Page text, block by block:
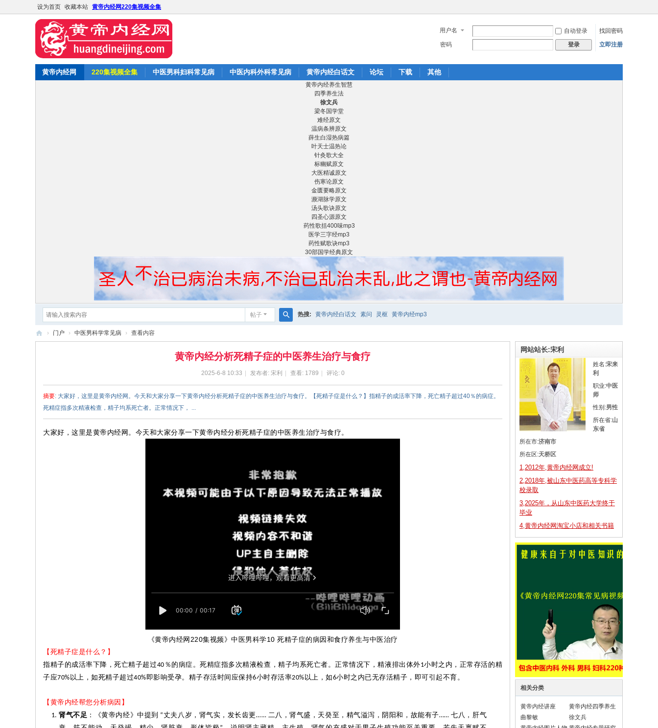
设为首页 收藏本站 黄帝内经网220集视频全集
用户名 自动登录
找回密码
密码
登录 立即注册
黄帝内经网 220集视频全集 中医男科妇科常见病 中医内科外科常见病 黄帝内经白话文 论坛 下载 其他
黄帝内经养生智慧
四季养生法
徐文兵
梁冬国学堂
难经原文
温病条辨原文
薛生白湿热病篇
叶天士温热论
针灸歌大全
标幽赋原文
大医精诚原文
伤寒论原文
金匮要略原文
濒湖脉学原文
汤头歌诀原文
四圣心源原文
药性歌括400味mp3
医学三字经mp3
药性赋歌诀mp3
30部国学经典原文
帖子
索
热搜: 黄帝内经白话文 素问 灵枢 黄帝内经mp3
› 门户 › 中医男科学常见病 › 查看内容
黄帝内经分析死精子症的中医养生治疗与食疗
2025-6-8 10:33 发布者: 宋利 查看: 1789 评论: 0
摘要: 大家好，这里是黄帝内经网。今天和大家分享一下黄帝内经分析死精子症的中医养生治疗与食疗。【死精子症是什么？】指精子的成活率下降，死亡精子超过40％的病症。
死精症指多次精液检查，精子均系死亡者。正常情况下， ...
大家好，这里是黄帝内经网。今天和大家分享一下黄帝内经分析死精子症的中医养生治疗与食疗。
《黄帝内经网220集视频》中医男科学10 死精子症的病因和食疗养生与中医治疗
【死精子症是什么？】
指精子的成活率下降，死亡精子超过40 ％的病症。死精症指多次精液检查，精子均系死亡者。正常情况下，精液排出体外1小时之内，正常存活的精
子应70%以上，如死精子超过40%即影响受孕。精子存活时间应保持6小时存活率20%以上，如6小时之内已无存活精子，即可引起不育。
【黄帝内经帮您分析病因】
肾气不足 ：《黄帝内经》中提到 “丈夫八岁，肾气实，发长齿更…… 二八，肾气盛，天癸至，精气溢泻，阴阳和，故能有子……七八，肝气
网站站长:宋利
姓名:宋来
利
职业:中医
师
性别:男性
所在省:山
东省
所在市:济南市
所在区:天桥区
1,2012年,黄帝内经网成立!
2,2018年,被山东中医药高等专科学
校录取
3,2025年，从山东中医药大学终于
毕业
4,黄帝内经网淘宝小店和相关书籍
相关分类
黄帝内经讲座
黄帝内经四季养生
法
曲黎敏
徐文兵